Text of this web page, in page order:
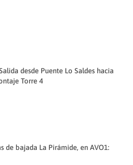
desde Puente Lo Saldes hacia
Torre 4
de bajada La Pirámide, en AVO1: